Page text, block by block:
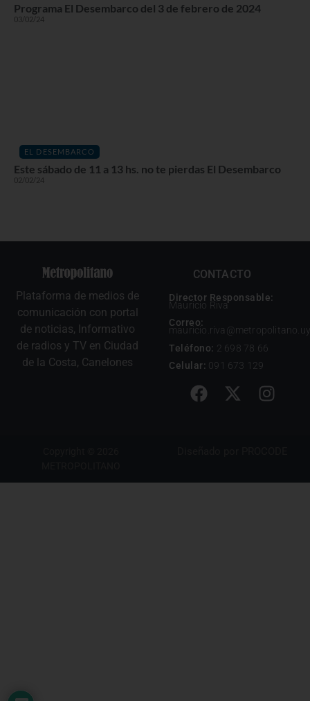
Programa El Desembarco del 3 de febrero de 2024
03/02/24
EL DESEMBARCO
Este sábado de 11 a 13 hs. no te pierdas El Desembarco
02/02/24
Plataforma de medios de
comunicación con portal
de noticias, Informativo
de radios y TV en Ciudad
de la Costa, Canelones
CONTACTO
Director Responsable:
Mauricio Riva
Correo:
mauricio.riva@metropolitano.uy
Teléfono: 2 698 78 66
Celular: 091 673 129